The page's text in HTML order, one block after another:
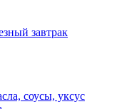
завтрак
соусы, уксус